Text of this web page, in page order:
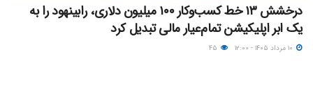
درخشش ۱۳ خط کسب‌وکار ۱۰۰ میلیون دلاری، رابینهود را به
یک ابر اپلیکیشن تمام‌عیار مالی تبدیل کرد